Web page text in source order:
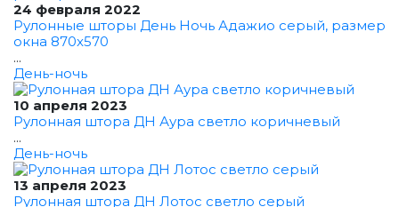
24 февраля 2022
Рулонные шторы День Ночь Адажио серый, размер
окна 870x570
...
День-ночь
10 апреля 2023
Рулонная штора ДН Аура светло коричневый
...
День-ночь
13 апреля 2023
Рулонная штора ДН Лотос светло серый